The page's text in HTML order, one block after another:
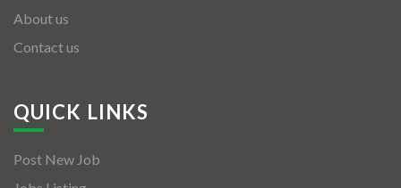
About us
Contact us
QUICK LINKS
Post New Job